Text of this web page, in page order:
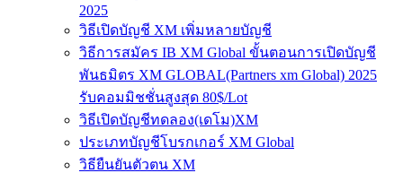
2025
วิธีเปิดบัญชี XM เพิ่มหลายบัญชี
วิธีการสมัคร IB XM Global ขั้นตอนการเปิดบัญชี
พันธมิตร XM GLOBAL(Partners xm Global) 2025
รับคอมมิชชั่นสูงสุด 80$/Lot
วิธีเปิดบัญชีทดลอง(เดโม)XM
ประเภทบัญชีโบรกเกอร์ XM Global
วิธียืนยันตัวตน XM